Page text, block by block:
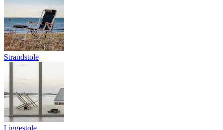
Strandstole
Liggestole